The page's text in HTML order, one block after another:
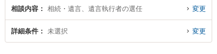
相談内容 相続・遺言、遺言執行者の選任 変更
詳細条件 未選択 変更